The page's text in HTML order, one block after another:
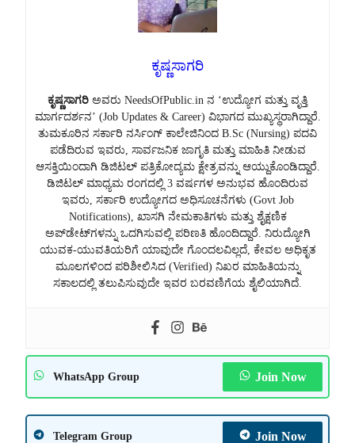
ಕೃಷ್ಣಸಾಗರಿ
ಕೃಷ್ಣಸಾಗರಿ ಅವರು NeedsOfPublic.in ನ ‘ಉದ್ಯೋಗ ಮತ್ತು ವೃತ್ತಿ
ಮಾರ್ಗದರ್ಶನ’ (Job Updates & Career) ವಿಭಾಗದ ಮುಖ್ಯಸ್ಥರಾಗಿದ್ದಾರೆ.
ತುಮಕೂರಿನ ಸರ್ಕಾರಿ ನರ್ಸಿಂಗ್ ಕಾಲೇಜಿನಿಂದ B.Sc (Nursing) ಪದವಿ
ಪಡೆದಿರುವ ಇವರು, ಸಾರ್ವಜನಿಕ ಜಾಗೃತಿ ಮತ್ತು ಮಾಹಿತಿ ನೀಡುವ
ಆಸಕ್ತಿಯಿಂದಾಗಿ ಡಿಜಿಟಲ್ ಪತ್ರಿಕೋದ್ಯಮ ಕ್ಷೇತ್ರವನ್ನು ಆಯ್ದುಕೊಂಡಿದ್ದಾರೆ.
ಡಿಜಿಟಲ್ ಮಾಧ್ಯಮ ರಂಗದಲ್ಲಿ 3 ವರ್ಷಗಳ ಅನುಭವ ಹೊಂದಿರುವ
ಇವರು, ಸರ್ಕಾರಿ ಉದ್ಯೋಗದ ಅಧಿಸೂಚನೆಗಳು (Govt Job
Notifications), ಖಾಸಗಿ ನೇಮಕಾತಿಗಳು ಮತ್ತು ಶೈಕ್ಷಣಿಕ
ಅಪ್‌ಡೇಟ್‌ಗಳನ್ನು ಒದಗಿಸುವಲ್ಲಿ ಪರಿಣತಿ ಹೊಂದಿದ್ದಾರೆ. ನಿರುದ್ಯೋಗಿ
ಯುವಕ-ಯುವತಿಯರಿಗೆ ಯಾವುದೇ ಗೊಂದಲವಿಲ್ಲದೆ, ಕೇವಲ ಅಧಿಕೃತ
ಮೂಲಗಳಿಂದ ಪರಿಶೀಲಿಸಿದ (Verified) ನಿಖರ ಮಾಹಿತಿಯನ್ನು
ಸಕಾಲದಲ್ಲಿ ತಲುಪಿಸುವುದೇ ಇವರ ಬರವಣಿಗೆಯ ಶೈಲಿಯಾಗಿದೆ.
WhatsApp Group Join Now
Telegram Group Join Now